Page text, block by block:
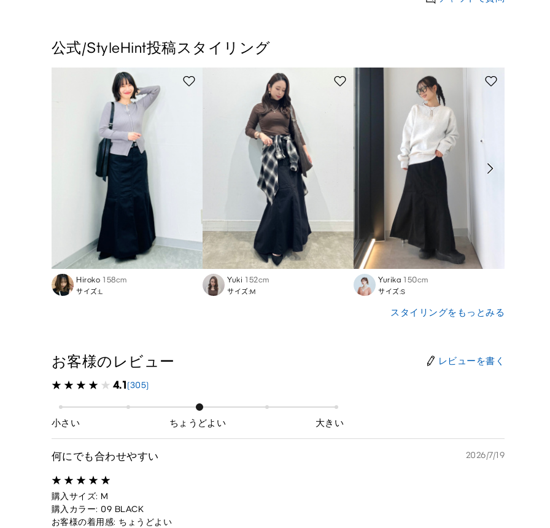
公式/StyleHint投稿スタイリング
Hiroko 158cm
サイズ:L
Yuki 152cm
サイズ:M
Yurika 150cm
サイズ:S
スタイリングをもっとみる
お客様のレビュー レビューを書く
4.1(305)
小さい ちょうどよい 大きい
何にでも合わせやすい 2026/7/19
購入サイズ: M
購入カラー: 09 BLACK
お客様の着用感: ちょうどよい